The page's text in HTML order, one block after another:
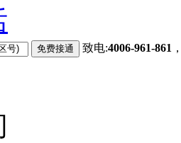
致电:4006-961-861